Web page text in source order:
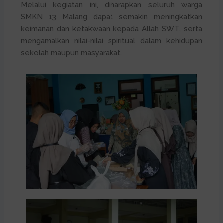
Melalui kegiatan ini, diharapkan seluruh warga
SMKN 13 Malang dapat semakin meningkatkan
keimanan dan ketakwaan kepada Allah SWT, serta
mengamalkan nilai-nilai spiritual dalam kehidupan
sekolah maupun masyarakat.